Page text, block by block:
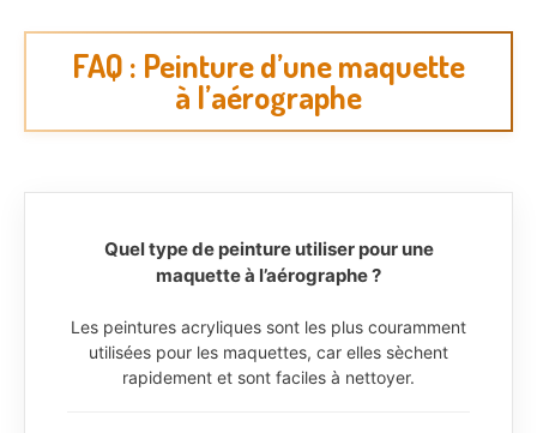
FAQ : Peinture d’une maquette
à l’aérographe
Quel type de peinture utiliser pour une
maquette à l’aérographe ?
Les peintures acryliques sont les plus couramment
utilisées pour les maquettes, car elles sèchent
rapidement et sont faciles à nettoyer.